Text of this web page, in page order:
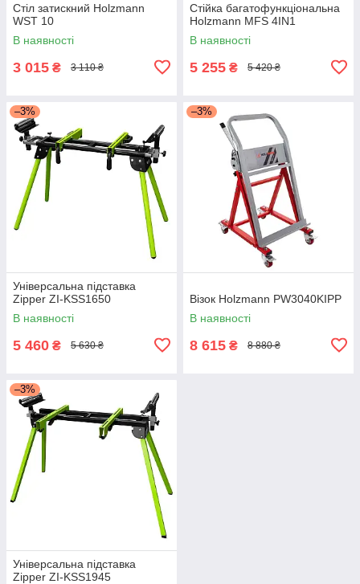
Стіл затискний Holzmann
WST 10
В наявності
3 015 ₴ 3 110 ₴
Стійка багатофункціональна
Holzmann MFS 4IN1
В наявності
5 255 ₴ 5 420 ₴
–3%
Універсальна підставка
Zipper ZI-KSS1650
В наявності
5 460 ₴ 5 630 ₴
–3%
Візок Holzmann PW3040KIPP
В наявності
8 615 ₴ 8 880 ₴
–3%
Універсальна підставка
Zipper ZI-KSS1945